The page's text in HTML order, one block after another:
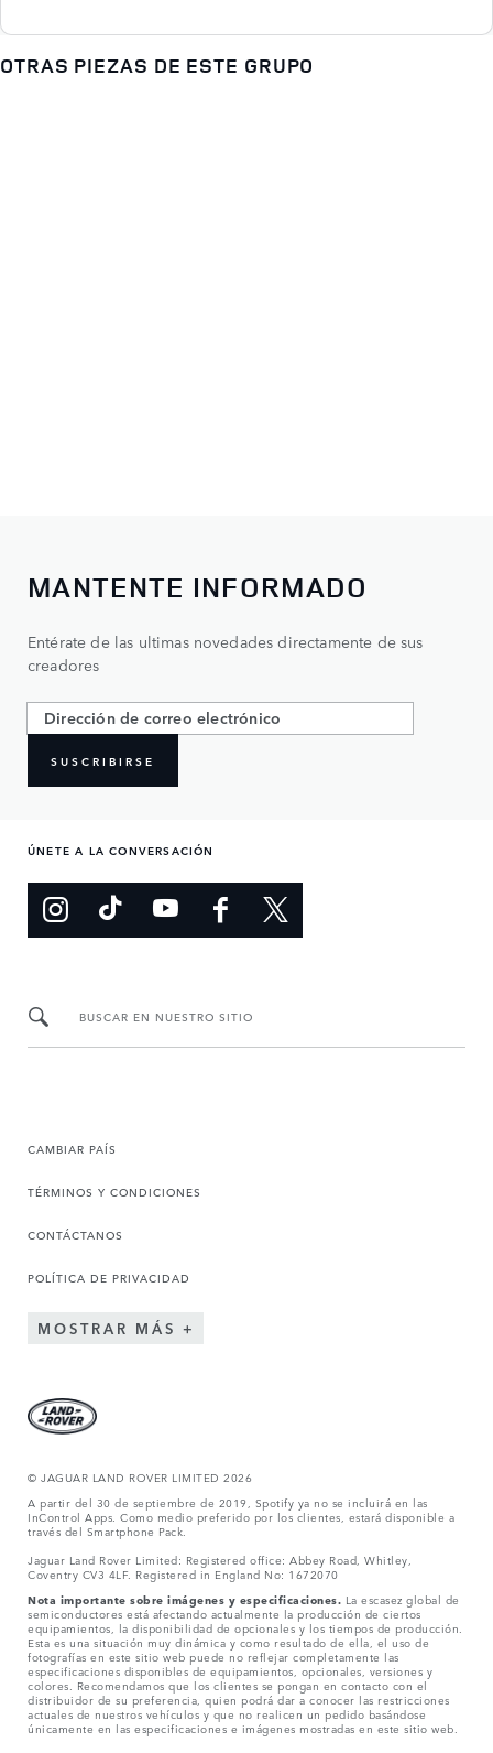
OTRAS PIEZAS DE ESTE GRUPO
MANTENTE INFORMADO
Entérate de las ultimas novedades directamente de sus
creadores
SUSCRIBIRSE
ÚNETE A LA CONVERSACIÓN
BUSCAR EN NUESTRO SITIO
CAMBIAR PAÍS
TÉRMINOS Y CONDICIONES
CONTÁCTANOS
POLÍTICA DE PRIVACIDAD
MOSTRAR MÁS
© JAGUAR LAND ROVER LIMITED 2026
A partir del 30 de septiembre de 2019, Spotify ya no se incluirá en las
InControl Apps. Como medio preferido por los clientes, estará disponible a
través del Smartphone Pack.
Jaguar Land Rover Limited: Registered office: Abbey Road, Whitley,
Coventry CV3 4LF. Registered in England No: 1672070
Nota importante sobre imágenes y especificaciones. La escasez global de
semiconductores está afectando actualmente la producción de ciertos
equipamientos, la disponibilidad de opcionales y los tiempos de producción.
Esta es una situación muy dinámica y como resultado de ella, el uso de
fotografías en este sitio web puede no reflejar completamente las
especificaciones disponibles de equipamientos, opcionales, versiones y
colores. Recomendamos que los clientes se pongan en contacto con el
distribuidor de su preferencia, quien podrá dar a conocer las restricciones
actuales de nuestros vehículos y que no realicen un pedido basándose
únicamente en las especificaciones e imágenes mostradas en este sitio web.